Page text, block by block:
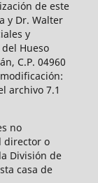
de este
y Dr. Walter
y
Hueso
C.P. 04960
archivo 7.1
no
director o
División de
casa de